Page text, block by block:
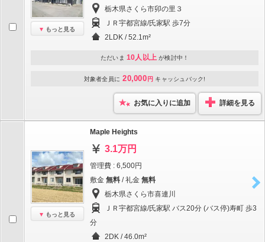
もっと見る
栃木県さくら市卯の里３
ＪＲ宇都宮線/氏家駅 歩7分
2LDK / 52.1m²
ただいま 10人以上 が検討中！
対象者全員に 20,000 円 キャッシュバック!
お気に入りに追加 詳細を見る
もっと見る
Maple Heights
3.1万円
管理費 : 6,500円
敷金 無料 / 礼金 無料
栃木県さくら市喜連川
ＪＲ宇都宮線/氏家駅 バス20分 (バス停)寿町 歩3
分
2DK / 46.0m²